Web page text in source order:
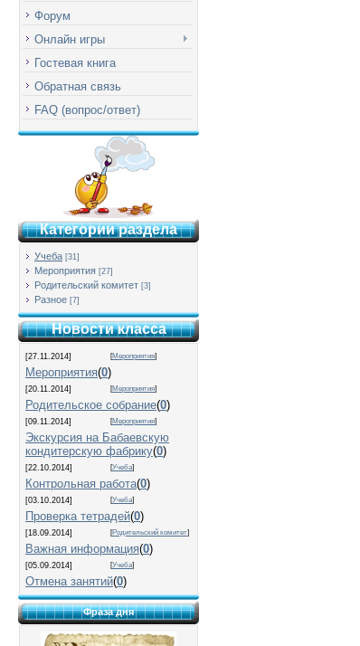
Форум
Онлайн игры
Гостевая книга
Обратная связь
FAQ (вопрос/ответ)
Категории раздела
Учеба [31]
Мероприятия [27]
Родительский комитет [3]
Разное [7]
Новости класса
[27.11.2014] [Мероприятия]
Мероприятия(0)
[20.11.2014] [Мероприятия]
Родительское собрание(0)
[09.11.2014] [Мероприятия]
Экскурсия на Бабаевскую
кондитерскую фабрику(0)
[22.10.2014] [Учеба]
Контрольная работа(0)
[03.10.2014] [Учеба]
Проверка тетрадей(0)
[18.09.2014] [Родительский комитет]
Важная информация(0)
[05.09.2014] [Учеба]
Отмена занятий(0)
Фраза дня